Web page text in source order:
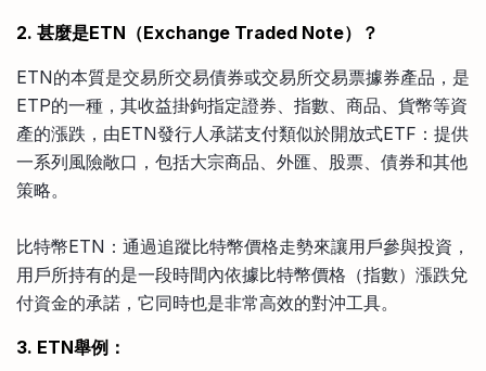
2. 甚麼是ETN（Exchange Traded Note）？
ETN的本質是交易所交易債券或交易所交易票據券產品，是
ETP的一種，其收益掛鉤指定證券、指數、商品、貨幣等資
產的漲跌，由ETN發行人承諾支付類似於開放式ETF：提供
一系列風險敞口，包括大宗商品、外匯、股票、債券和其他
策略。
比特幣ETN：通過追蹤比特幣價格走勢來讓用戶參與投資，
用戶所持有的是一段時間內依據比特幣價格（指數）漲跌兌
付資金的承諾，它同時也是非常高效的對沖工具。
3. ETN舉例：